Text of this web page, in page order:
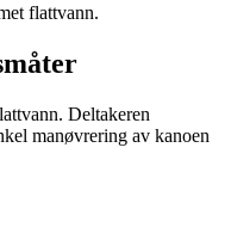
flattvann.
Deltakeren
manøvrering av kanoen